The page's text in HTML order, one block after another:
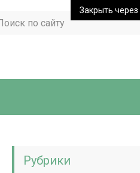
Рубрики
Закрыть через